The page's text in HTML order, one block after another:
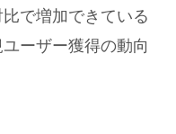
で増加できている
ーザー獲得の動向